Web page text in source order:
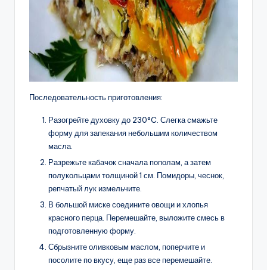
Последовательность приготовления:
Разогрейте духовку до 230°C. Слегка смажьте
форму для запекания небольшим количеством
масла.
Разрежьте кабачок сначала пополам, а затем
полукольцами толщиной 1 см. Помидоры, чеснок,
репчатый лук измельчите.
В большой миске соедините овощи и хлопья
красного перца. Перемешайте, выложите смесь в
подготовленную форму.
Сбрызните оливковым маслом, поперчите и
посолите по вкусу, еще раз все перемешайте.